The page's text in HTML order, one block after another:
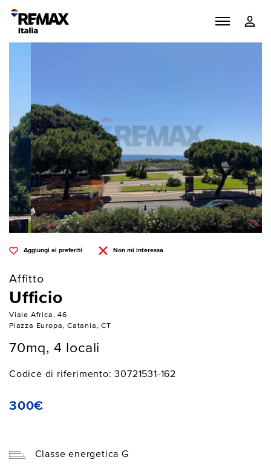
Aggiungi ai preferiti Non mi interessa
Affitto
Ufficio
Viale Africa, 46
Piazza Europa, Catania, CT
70mq, 4 locali
Codice di riferimento: 30721531-162
300€
Classe energetica G